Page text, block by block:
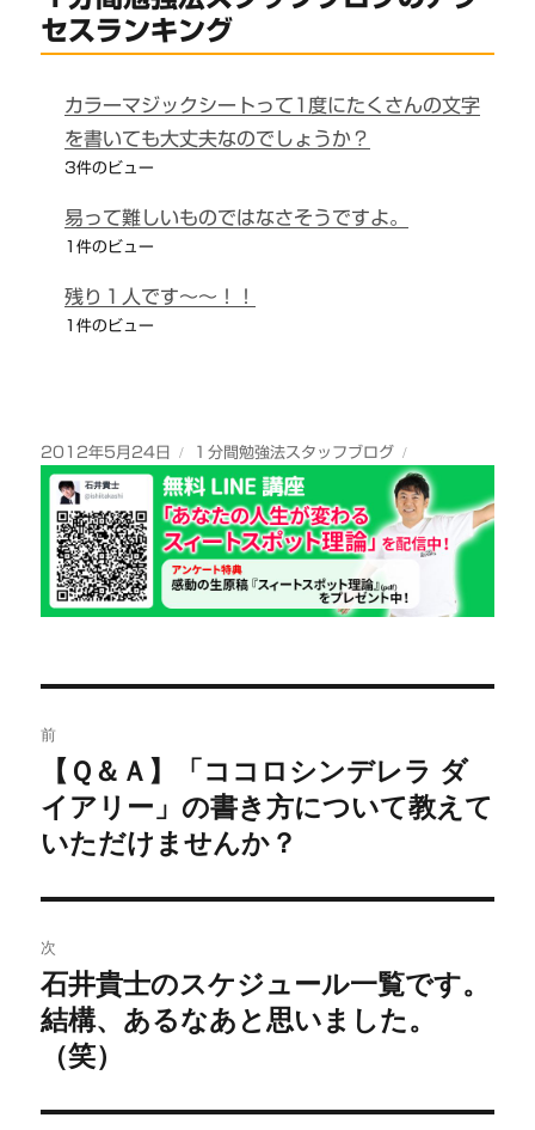
セスランキング
カラーマジックシートって1度にたくさんの文字
を書いても大丈夫なのでしょうか？
3件のビュー
易って難しいものではなさそうですよ。
1件のビュー
残り１人です～～！！
1件のビュー
投
稿
2012年5月24日
カ
テ
ゴ
リ
ー
１分間勉強法スタッフブログ
稿
ナ
ビ
ー
シ
ョ
ン
前
の
投
【Ｑ＆Ａ】「ココロシンデレラ ダ
イアリー」の書き方について教えて
いただけませんか？
次
次
の
投
石井貴士のスケジュール一覧です。
結構、あるなあと思いました。
（笑）